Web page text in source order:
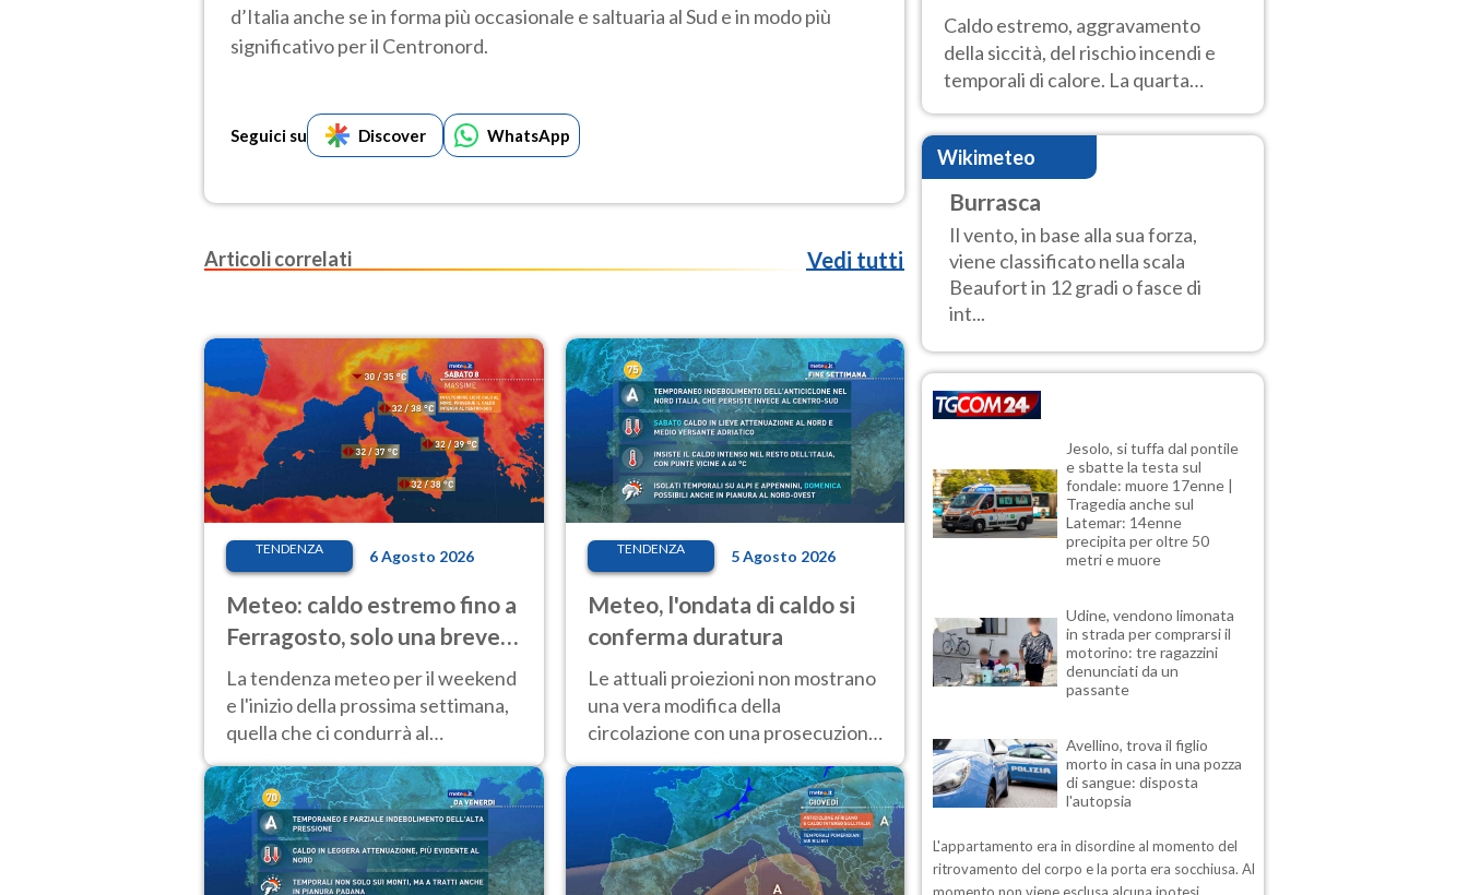
d’Italia anche se in forma più occasionale e saltuaria al Sud e in modo più
significativo per il Centronord.
Seguici su Discover WhatsApp
Articoli correlati Vedi tutti
TENDENZA 6 Agosto 2026
Meteo: caldo estremo fino a
Ferragosto, solo una breve
pausa. Ecco dove
La tendenza meteo per il weekend
e l'inizio della prossima settimana,
quella che ci condurrà al
Ferragosto, vede ancora
temperature molto elevate
TENDENZA 5 Agosto 2026
Meteo, l'ondata di caldo si
conferma duratura
Le attuali proiezioni non mostrano
una vera modifica della
circolazione con una prosecuzione
del caldo fuori scala per molti
giorni, compresa la settimana di
Ferragosto
ai 40 gradi
Caldo estremo, aggravamento
della siccità, del rischio incendi e
temporali di calore. La quarta
intensa ondata di calore non dà
tregua e durerà fino Ferragosto
Wikimeteo
Burrasca
Il vento, in base alla sua forza,
viene classificato nella scala
Beaufort in 12 gradi o fasce di
int...
Jesolo, si tuffa dal pontile
e sbatte la testa sul
fondale: muore 17enne |
Tragedia anche sul
Latemar: 14enne
precipita per oltre 50
metri e muore
Udine, vendono limonata
in strada per comprarsi il
motorino: tre ragazzini
denunciati da un
passante
Avellino, trova il figlio
morto in casa in una pozza
di sangue: disposta
l'autopsia
L'appartamento era in disordine al momento del
ritrovamento del corpo e la porta era socchiusa. Al